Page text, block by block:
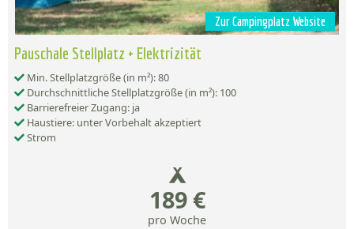
Zur Campingplatz Website
Pauschale Stellplatz + Elektrizität
Min. Stellplatzgröße (in m²): 80
Durchschnittliche Stellplatzgröße (in m²): 100
Barrierefreier Zugang: ja
Haustiere: unter Vorbehalt akzeptiert
Strom
189 €
pro Woche